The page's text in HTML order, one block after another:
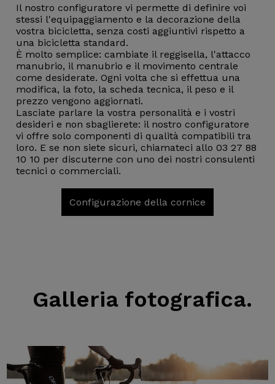
Il nostro configuratore vi permette di definire voi
stessi l'equipaggiamento e la decorazione della
vostra bicicletta, senza costi aggiuntivi rispetto a
una bicicletta standard.
È molto semplice: cambiate il reggisella, l'attacco
manubrio, il manubrio e il movimento centrale
come desiderate. Ogni volta che si effettua una
modifica, la foto, la scheda tecnica, il peso e il
prezzo vengono aggiornati.
Lasciate parlare la vostra personalità e i vostri
desideri e non sbaglierete: il nostro configuratore
vi offre solo componenti di qualità compatibili tra
loro. E se non siete sicuri, chiamateci allo 03 27 88
10 10 per discuterne con uno dei nostri consulenti
tecnici o commerciali.
Configurazione della cornice
Galleria fotografica.